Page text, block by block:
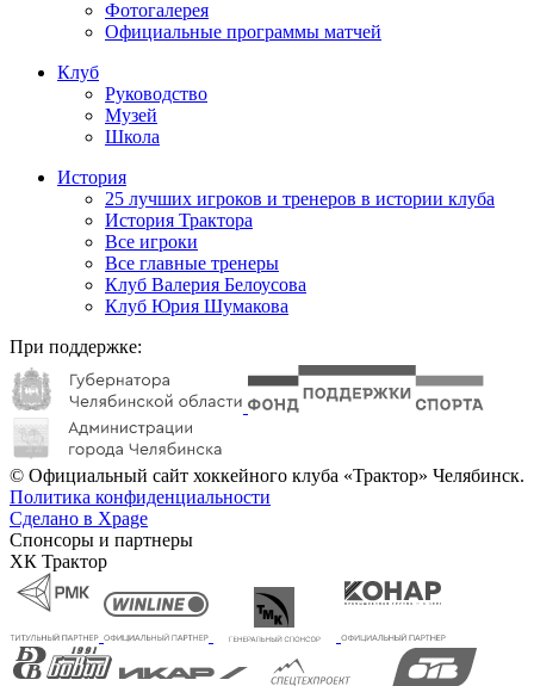
Фотогалерея
Официальные программы матчей
Клуб
Руководство
Музей
Школа
История
25 лучших игроков и тренеров в истории клуба
История Трактора
Все игроки
Все главные тренеры
Клуб Валерия Белоусова
Клуб Юрия Шумакова
При поддержке:
© Официальный сайт хоккейного клуба «Трактор» Челябинск.
Политика конфиденциальности
Сделано в Xpage
Спонсоры и партнеры
ХК Трактор